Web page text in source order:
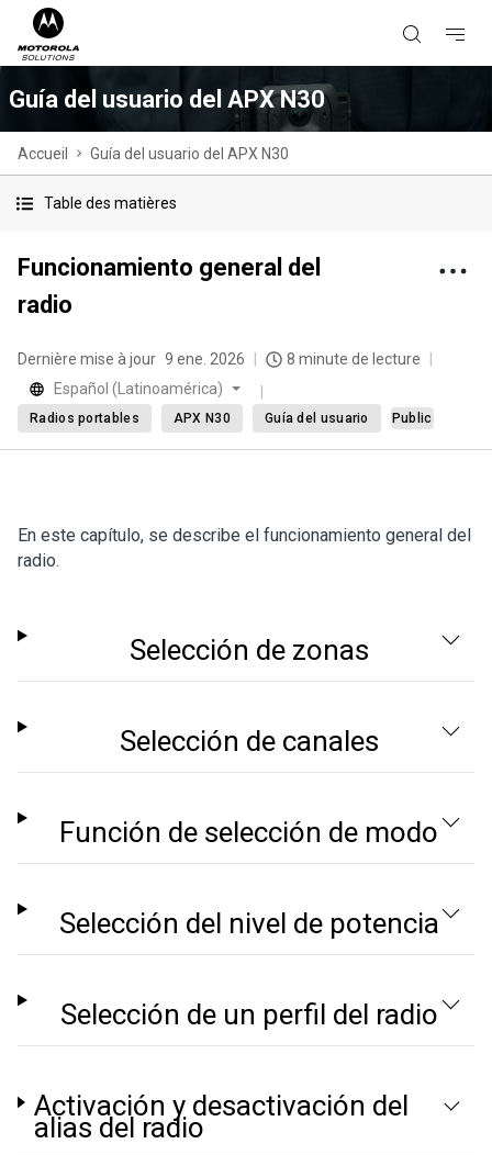
Guía del usuario del APX N30
Accueil Guía del usuario del APX N30
Table des matières
Funcionamiento general del
radio
Dernière mise à jour 9 ene. 2026
8 minute de lecture
Español (Latinoamérica)
Radios portables APX N30 Guía del usuario Public
En este capítulo, se describe el funcionamiento general del
radio.
Selección de zonas
Selección de canales
Función de selección de modo
Selección del nivel de potencia
Selección de un perfil del radio
Activación y desactivación del
alias del radio